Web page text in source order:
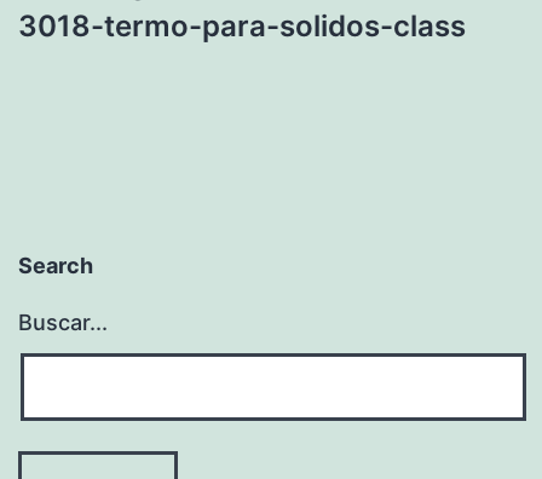
3018-termo-para-solidos-class
Search
Buscar...